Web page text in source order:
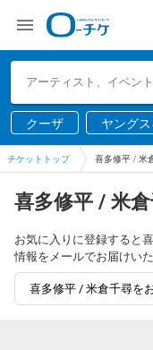
クーザ
ヤング
ー
チケットトップ 喜多修平 / 米
喜多修平 / 米
お気に入りに登録すると
情報をメールでお届けいた
喜多修平 / 米倉千尋を